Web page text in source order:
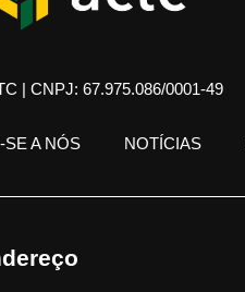
| CNPJ: 67.975.086/0001-49
SE A NÓS NOTÍCIAS